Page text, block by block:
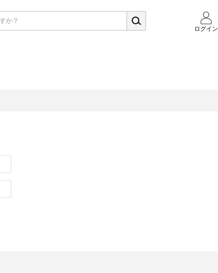
ログイン